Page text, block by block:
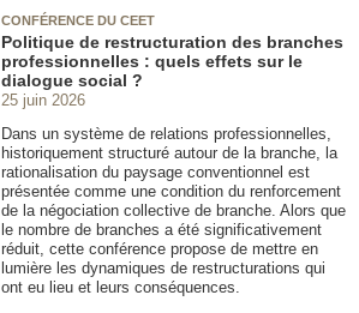
CONFÉRENCE DU CEET
Politique de restructuration des branches
professionnelles : quels effets sur le
dialogue social ?
25 juin 2026
Dans un système de relations professionnelles,
historiquement structuré autour de la branche, la
rationalisation du paysage conventionnel est
présentée comme une condition du renforcement
de la négociation collective de branche. Alors que
le nombre de branches a été significativement
réduit, cette conférence propose de mettre en
lumière les dynamiques de restructurations qui
ont eu lieu et leurs conséquences.